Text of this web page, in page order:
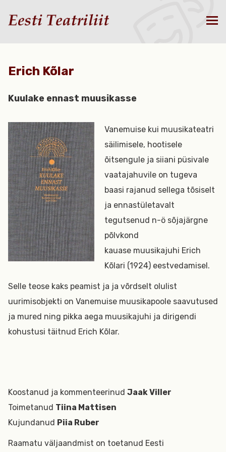
Erich Kõlar
Kuulake ennast muusikasse
Vanemuise kui muusikateatri
säilimisele, hootisele
õitsengule ja siiani püsivale
vaatajahuvile on tugeva
baasi rajanud sellega tõsiselt
ja ennastületavalt
tegutsenud n-ö sõjajärgne
põlvkond
kauase muusikajuhi Erich
Kõlari (1924) eestvedamisel.
Selle teose kaks peamist ja ja võrdselt olulist
uurimisobjekti on Vanemuise muusikapoole saavutused
ja mured ning pikka aega muusikajuhi ja dirigendi
kohustusi täitnud Erich Kõlar.
Koostanud ja kommenteerinud Jaak Viller
Toimetanud Tiina Mattisen
Kujundanud Piia Ruber
Raamatu väljaandmist on toetanud Eesti